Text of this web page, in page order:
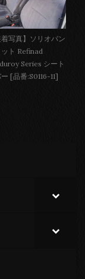
着写真】ソリオバン
ット Refinad
Series シート
[品番:S0116-11]